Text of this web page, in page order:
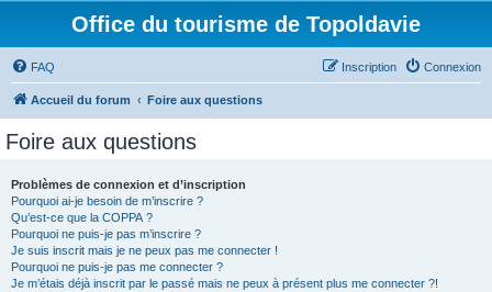
Office du tourisme de Topoldavie
FAQ Connexion
Inscription
Accueil du forum Foire aux questions
Foire aux questions
Problèmes de connexion et d’inscription
Pourquoi ai-je besoin de m’inscrire ?
Qu’est-ce que la COPPA ?
Pourquoi ne puis-je pas m’inscrire ?
Je suis inscrit mais je ne peux pas me connecter !
Pourquoi ne puis-je pas me connecter ?
Je m’étais déjà inscrit par le passé mais ne peux à présent plus me connecter ?!